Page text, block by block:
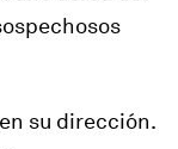
su dirección.